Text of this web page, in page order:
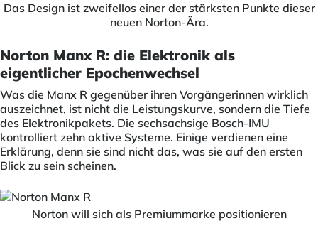
Das Design ist zweifellos einer der stärksten Punkte dieser
neuen Norton-Ära.
Norton Manx R: die Elektronik als
eigentlicher Epochenwechsel
Was die Manx R gegenüber ihren Vorgängerinnen wirklich
auszeichnet, ist nicht die Leistungskurve, sondern die Tiefe
des Elektronikpakets. Die sechsachsige Bosch-IMU
kontrolliert zehn aktive Systeme. Einige verdienen eine
Erklärung, denn sie sind nicht das, was sie auf den ersten
Blick zu sein scheinen.
Norton will sich als Premiummarke positionieren